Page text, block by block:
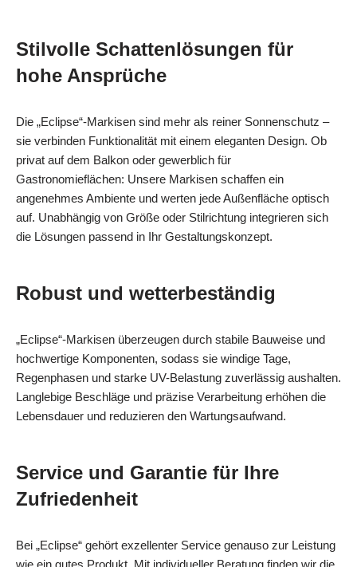
Stilvolle Schattenlösungen für
hohe Ansprüche
Die „Eclipse“-Markisen sind mehr als reiner Sonnenschutz –
sie verbinden Funktionalität mit einem eleganten Design. Ob
privat auf dem Balkon oder gewerblich für
Gastronomieflächen: Unsere Markisen schaffen ein
angenehmes Ambiente und werten jede Außenfläche optisch
auf. Unabhängig von Größe oder Stilrichtung integrieren sich
die Lösungen passend in Ihr Gestaltungskonzept.
Robust und wetterbeständig
„Eclipse“-Markisen überzeugen durch stabile Bauweise und
hochwertige Komponenten, sodass sie windige Tage,
Regenphasen und starke UV-Belastung zuverlässig aushalten.
Langlebige Beschläge und präzise Verarbeitung erhöhen die
Lebensdauer und reduzieren den Wartungsaufwand.
Service und Garantie für Ihre
Zufriedenheit
Bei „Eclipse“ gehört exzellenter Service genauso zur Leistung
wie ein gutes Produkt. Mit individueller Beratung finden wir die